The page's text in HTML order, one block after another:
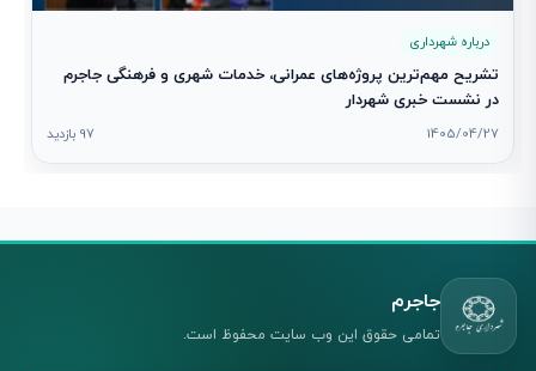
درباره شهرداری
تشریح مهم‌ترین پروژه‌های عمرانی، خدمات شهری و فرهنگی جاجرم
در نشست خبری شهردار
1405/04/27 97 بازدید
جاجرم
تمامی حقوق این وب سایت محفوظ است.